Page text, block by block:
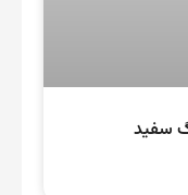
سفید